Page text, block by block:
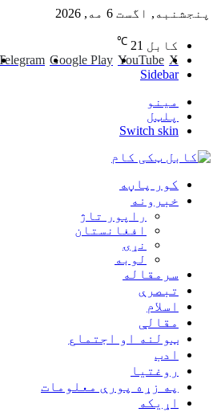
پنجشنبه, اگست 6 مه, 2026
کابل 21
℃
X
YouTube
Google Play
Telegram
Sidebar
مینو
پلټل
Switch skin
کور پاڼه
خبرونه
راپور تاژ
افغانستان
نړۍ
لوبه
سرمقاله
تبصرې
اسلام
مقالې
ټولنه او اجتماع
ادب
روغتيا
په زړه پورې معلومات
اړيکه